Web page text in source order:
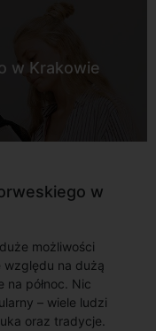
w Krakowie
w
możliwości
na dużą
na północ. Nic
– wiele ludzi
oraz tradycje.